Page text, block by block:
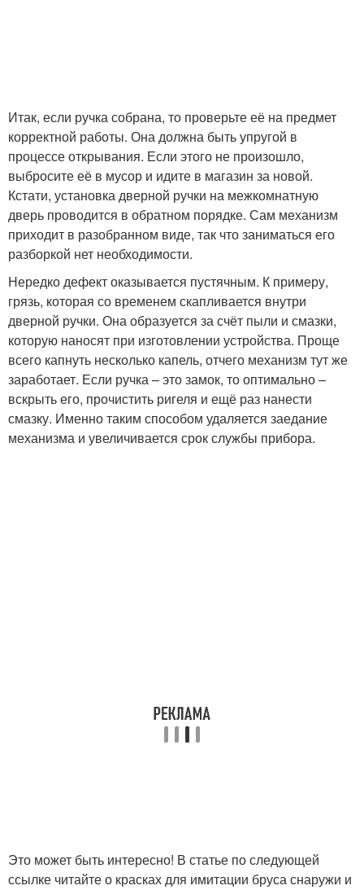
Итак, если ручка собрана, то проверьте её на предмет
корректной работы. Она должна быть упругой в
процессе открывания. Если этого не произошло,
выбросите её в мусор и идите в магазин за новой.
Кстати, установка дверной ручки на межкомнатную
дверь проводится в обратном порядке. Сам механизм
приходит в разобранном виде, так что заниматься его
разборкой нет необходимости.
Нередко дефект оказывается пустячным. К примеру,
грязь, которая со временем скапливается внутри
дверной ручки. Она образуется за счёт пыли и смазки,
которую наносят при изготовлении устройства. Проще
всего капнуть несколько капель, отчего механизм тут же
заработает. Если ручка – это замок, то оптимально –
вскрыть его, прочистить ригеля и ещё раз нанести
смазку. Именно таким способом удаляется заедание
механизма и увеличивается срок службы прибора.
Это может быть интересно! В статье по следующей
ссылке читайте о красках для имитации бруса снаружи и